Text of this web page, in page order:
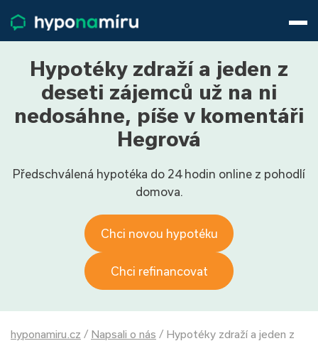
Životní pojištění
Pojištění nemovitosti
Články
O nás
9−16 hod.
Hypotéky zdraží a jeden z
deseti zájemců už na ni
nedosáhne, píše v komentáři
Hegrová
Předschválená hypotéka do 24 hodin online z pohodlí
domova.
Chci novou hypotéku
Chci refinancovat
hyponamiru.cz / Napsali o nás / Hypotéky zdraží a jeden z